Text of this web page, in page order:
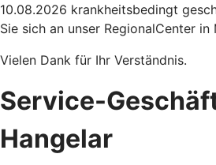
10.08.2026 krankheitsbedingt
Sie sich an unser RegionalCenter in
Vielen Dank für Ihr Verständnis.
Service-
Hangelar